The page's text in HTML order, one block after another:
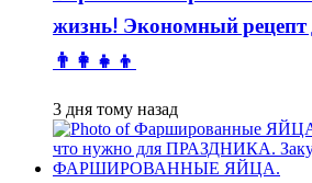
жизнь! Экономный рецепт
👨👩👧👦
3 дня тому назад